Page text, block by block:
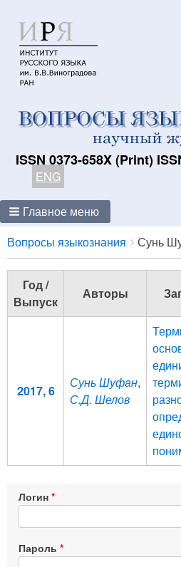
ISSN 0373-658X (Print)
ENG
Главное меню
Breadcrumbs
You
are
here:
Вопросы языкознания Сунь
Год /
Выпуск
Авторы
2017, 6
Сунь Шуфан,
С.Д. Шелов
Логин
Пароль